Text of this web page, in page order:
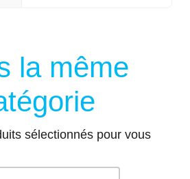
la même
sélectionnés pour vous